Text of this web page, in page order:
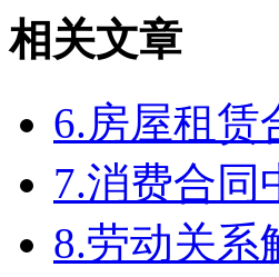
相关文章
6.房屋租赁
7.消费合同
8.劳动关系